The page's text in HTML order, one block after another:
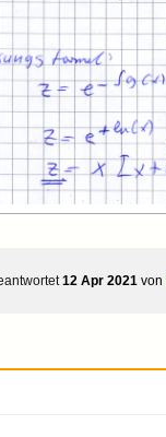
12 Apr 2021 von